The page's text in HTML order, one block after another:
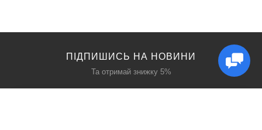
ПІДПИШИСЬ НА НОВИНИ
Та отримай знижку 5%